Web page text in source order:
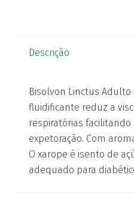
Descrição
Bisolvon Linctus
fluidificante reduz a
respiratórias
expetoração. Com
O xarope é isento de
adequado para